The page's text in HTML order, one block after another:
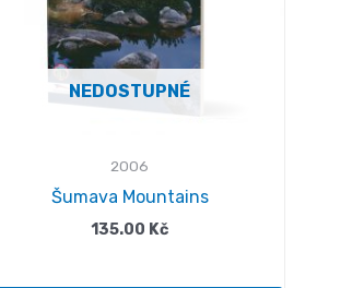
NEDOSTUPNÉ
2006
Šumava Mountains
135.00 Kč